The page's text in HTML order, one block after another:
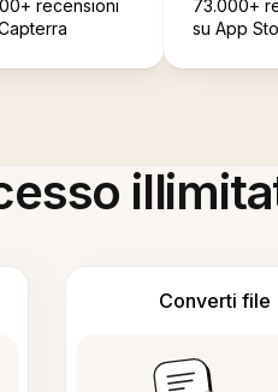
recensioni
73.000+
su App
Converti file